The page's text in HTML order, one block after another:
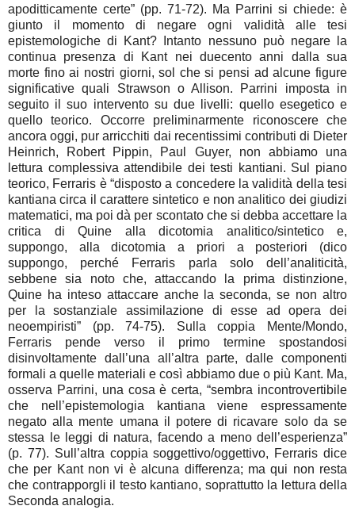
apoditticamente certe” (pp. 71-72). Ma Parrini si chiede: è
giunto il momento di negare ogni validità alle tesi
epistemologiche di Kant? Intanto nessuno può negare la
continua presenza di Kant nei duecento anni dalla sua
morte fino ai nostri giorni, sol che si pensi ad alcune figure
significative quali Strawson o Allison. Parrini imposta in
seguito il suo intervento su due livelli: quello esegetico e
quello teorico. Occorre preliminarmente riconoscere che
ancora oggi, pur arricchiti dai recentissimi contributi di Dieter
Heinrich, Robert Pippin, Paul Guyer, non abbiamo una
lettura complessiva attendibile dei testi kantiani. Sul piano
teorico, Ferraris è “disposto a concedere la validità della tesi
kantiana circa il carattere sintetico e non analitico dei giudizi
matematici, ma poi dà per scontato che si debba accettare la
critica di Quine alla dicotomia analitico/sintetico e,
suppongo, alla dicotomia a priori a posteriori (dico
suppongo, perché Ferraris parla solo dell’analiticità,
sebbene sia noto che, attaccando la prima distinzione,
Quine ha inteso attaccare anche la seconda, se non altro
per la sostanziale assimilazione di esse ad opera dei
neoempiristi” (pp. 74-75). Sulla coppia Mente/Mondo,
Ferraris pende verso il primo termine spostandosi
disinvoltamente dall’una all’altra parte, dalle componenti
formali a quelle materiali e così abbiamo due o più Kant. Ma,
osserva Parrini, una cosa è certa, “sembra incontrovertibile
che nell’epistemologia kantiana viene espressamente
negato alla mente umana il potere di ricavare solo da se
stessa le leggi di natura, facendo a meno dell’esperienza”
(p. 77). Sull’altra coppia soggettivo/oggettivo, Ferraris dice
che per Kant non vi è alcuna differenza; ma qui non resta
che contrapporgli il testo kantiano, soprattutto la lettura della
Seconda analogia.